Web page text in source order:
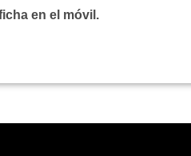
en el móvil.